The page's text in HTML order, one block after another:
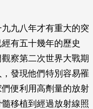
九八年才有重大的突
有五十幾年的歷史
察第二次世界大戰期
發現他們特別容易罹
便利用高劑量的放射
移植到經過放射線照